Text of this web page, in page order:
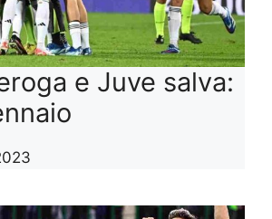
e Juve salva: